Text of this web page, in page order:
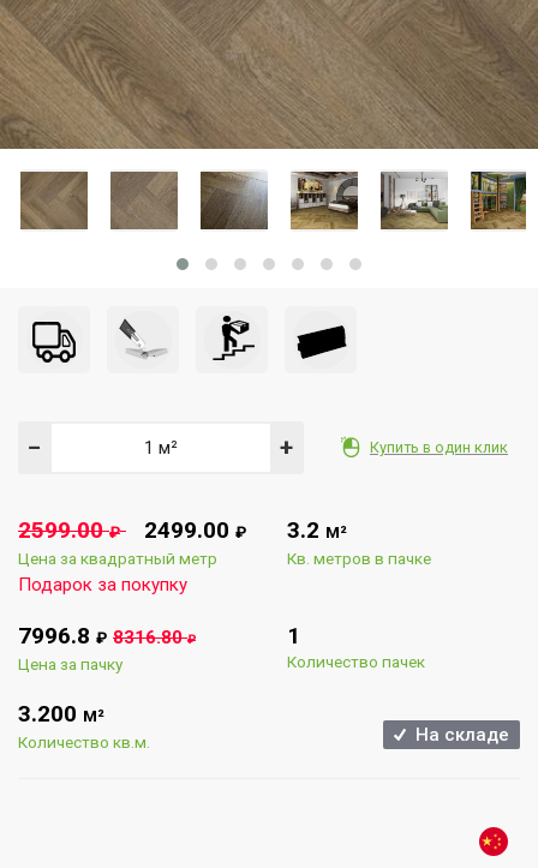
Купить в один клик
− +
2599.00 ₽ 2499.00 ₽
Цена за квадратный метр
Подарок за покупку
3.2 М²
Кв. метров в пачке
7996.8 ₽ 8316.80₽
Цена за пачку
1
Количество пачек
3.200 М²
Количество кв.м. На складе